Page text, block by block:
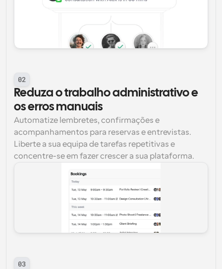
02
Reduza o trabalho administrativo e
os erros manuais
Automatize lembretes, confirmações e
acompanhamentos para reservas e entrevistas.
Liberte a sua equipa de tarefas repetitivas e
concentre-se em fazer crescer a sua plataforma.
03